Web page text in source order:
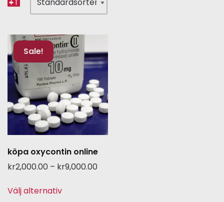
Sale!
köpa oxycontin online
kr2,000.00 – kr9,000.00
Välj alternativ